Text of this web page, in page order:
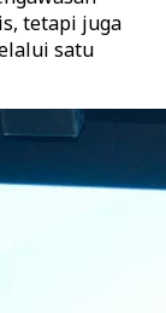
tetapi juga
satu